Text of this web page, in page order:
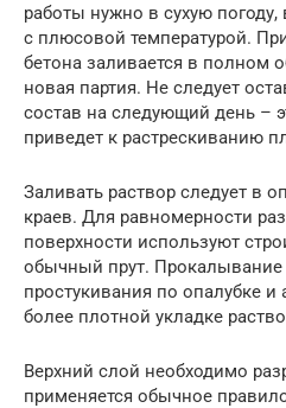
работы нужно в сухую погоду,
с плюсовой температурой.
бетона заливается в полном
новая партия. Не следует
состав на следующий день –
приведет к растрескиванию
Заливать раствор следует в
краев. Для равномерности
поверхности используют
обычный прут.
простукивания по опалубке и
более плотной укладке
Верхний слой необходимо
применяется обычное